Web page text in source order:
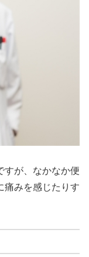
すが、なかなか便
痛みを感じたりす